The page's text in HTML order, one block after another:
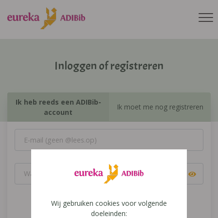
Inloggen of registreren
Ik heb reeds een ADIBib-
account
Ik moet me nog registreren
Inloggen
Wij gebruiken cookies voor volgende
doeleinden: